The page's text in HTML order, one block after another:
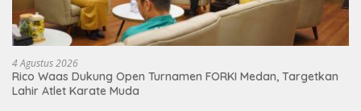
4 Agustus 2026
Rico Waas Dukung Open Turnamen FORKI Medan, Targetkan
Lahir Atlet Karate Muda